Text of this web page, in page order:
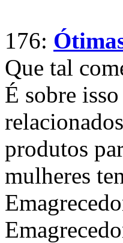
176:
Que tal
É sobre
produtos
mulheres